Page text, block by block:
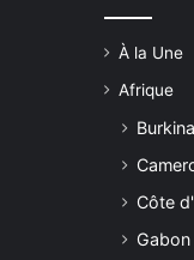
À la Une
Afrique
Côte
Gabon